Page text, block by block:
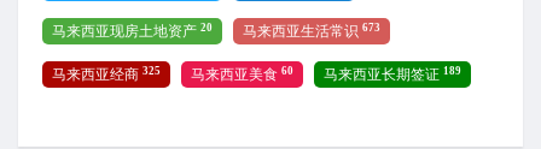
马来西亚现房土地资产 20 马来西亚生活常识 673
马来西亚经商 325 马来西亚美食 60 马来西亚长期签证 189